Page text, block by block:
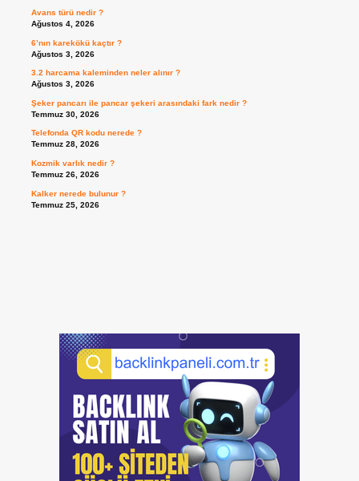
Avans türü nedir ?
Ağustos 4, 2026
6’nın karekökü kaçtır ?
Ağustos 3, 2026
3.2 harcama kaleminden neler alınır ?
Ağustos 3, 2026
Şeker pancarı ile pancar şekeri arasındaki fark nedir ?
Temmuz 30, 2026
Telefonda QR kodu nerede ?
Temmuz 28, 2026
Kozmik varlık nedir ?
Temmuz 26, 2026
Kalker nerede bulunur ?
Temmuz 25, 2026